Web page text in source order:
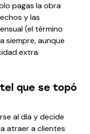
pagas la obra
y las
(el término
siempre, aunque
extra.
que se topó
al día y decide
atraer a clientes